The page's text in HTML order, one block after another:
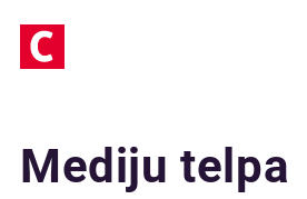
Mediju telpa